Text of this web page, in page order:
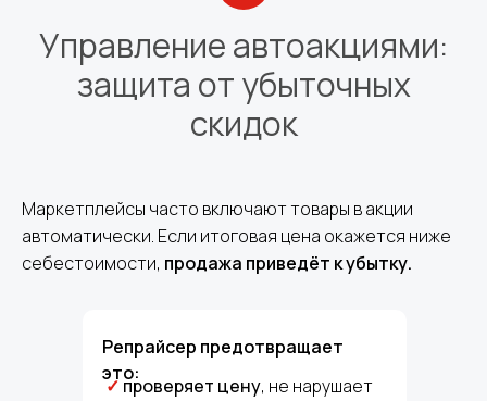
Управление автоакциями:
защита от убыточных
скидок
Маркетплейсы часто включают товары в акции
автоматически. Если итоговая цена окажется ниже
себестоимости, продажа приведёт к убытку.
Репрайсер предотвращает
это:
✓ проверяет цену, не нарушает